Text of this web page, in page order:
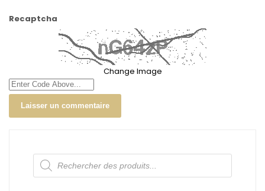
Recaptcha
Change Image
Recherche
de
produits